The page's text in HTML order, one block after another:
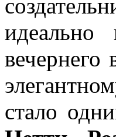
вечернего
стало